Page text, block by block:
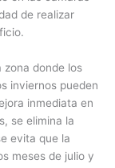
de realizar
zona donde los
inviernos pueden
inmediata en
se elimina la
evita que la
meses de julio y